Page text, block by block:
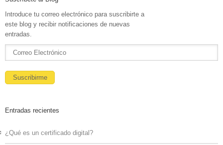
Introduce tu correo electrónico para suscribirte a
este blog y recibir notificaciones de nuevas
entradas.
Entradas recientes
¿Qué es un certificado digital?